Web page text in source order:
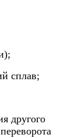
сплав;
другого